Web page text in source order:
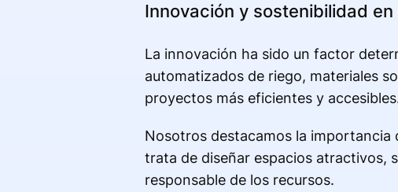
Innovación y sostenibilidad en
La innovación ha sido un factor
automatizados de riego, materiales
proyectos más eficientes y
Nosotros destacamos la importancia
trata de diseñar espacios atractivos,
responsable de los recursos.